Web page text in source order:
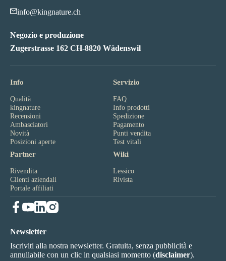
info@kingnature.ch
Negozio e produzione
Zugerstrasse 162 CH-8820 Wädenswil
Info
Qualità
kingnature
Recensioni
Ambasciatori
Novità
Posizioni aperte
Servizio
FAQ
Info prodotti
Spedizione
Pagamento
Punti vendita
Test vitali
Partner
Rivendita
Clienti aziendali
Portale affiliati
Wiki
Lessico
Rivista
Newsletter
Iscriviti alla nostra newsletter. Gratuita, senza pubblicità e
annullabile con un clic in qualsiasi momento (disclaimer).